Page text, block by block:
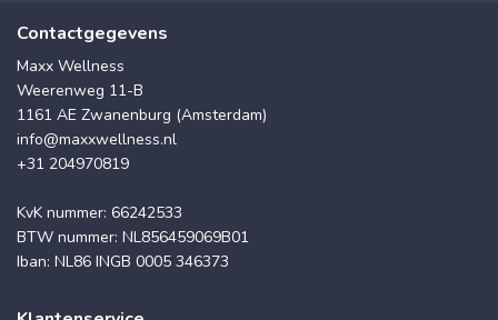
Contactgegevens
Maxx Wellness
Weerenweg 11-B
1161 AE Zwanenburg (Amsterdam)
info@maxxwellness.nl
+31 204970819
KvK nummer: 66242533
BTW nummer: NL856459069B01
Iban: NL86 INGB 0005 346373